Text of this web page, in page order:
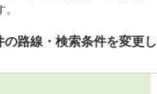
の路線・検索条件を変更